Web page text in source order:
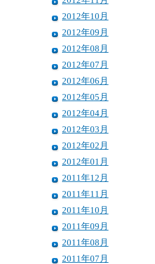
2012年10月
2012年09月
2012年08月
2012年07月
2012年06月
2012年05月
2012年04月
2012年03月
2012年02月
2012年01月
2011年12月
2011年11月
2011年10月
2011年09月
2011年08月
2011年07月